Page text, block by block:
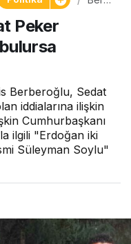
yoru
mu:
“Bu
cesar
eti
bulur
ğan’ı
Peker
Berberoğlu, Sedat
iddialarına ilişkin
Cumhurbaşkanı
ilgili "Erdoğan iki
Süleyman Soylu"